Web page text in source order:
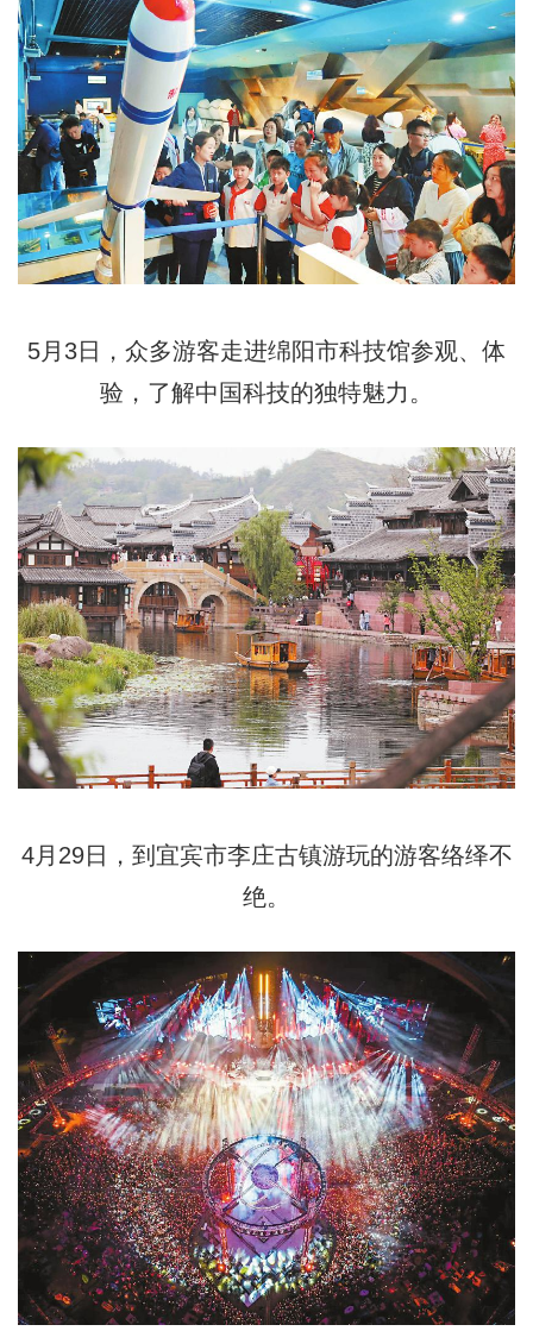
5月3日，众多游客走进绵阳市科技馆参观、体
验，了解中国科技的独特魅力。
4月29日，到宜宾市李庄古镇游玩的游客络绎不
绝。